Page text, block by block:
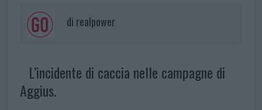
di realpower
L’incidente di caccia nelle campagne di
Aggius.